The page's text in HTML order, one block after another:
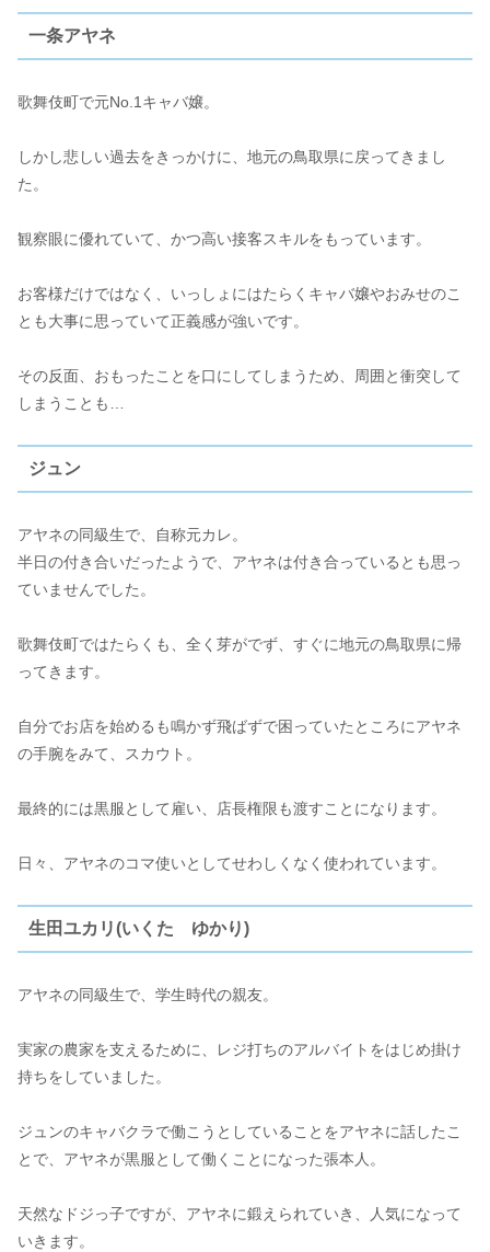
一条アヤネ
歌舞伎町で元No.1キャバ嬢。
しかし悲しい過去をきっかけに、地元の鳥取県に戻ってきまし
た。
観察眼に優れていて、かつ高い接客スキルをもっています。
お客様だけではなく、いっしょにはたらくキャバ嬢やおみせのこ
とも大事に思っていて正義感が強いです。
その反面、おもったことを口にしてしまうため、周囲と衝突して
しまうことも…
ジュン
アヤネの同級生で、自称元カレ。
半日の付き合いだったようで、アヤネは付き合っているとも思っ
ていませんでした。
歌舞伎町ではたらくも、全く芽がでず、すぐに地元の鳥取県に帰
ってきます。
自分でお店を始めるも鳴かず飛ばずで困っていたところにアヤネ
の手腕をみて、スカウト。
最終的には黒服として雇い、店長権限も渡すことになります。
日々、アヤネのコマ使いとしてせわしくなく使われています。
生田ユカリ(いくた ゆかり)
アヤネの同級生で、学生時代の親友。
実家の農家を支えるために、レジ打ちのアルバイトをはじめ掛け
持ちをしていました。
ジュンのキャバクラで働こうとしていることをアヤネに話したこ
とで、アヤネが黒服として働くことになった張本人。
天然なドジっ子ですが、アヤネに鍛えられていき、人気になって
いきます。